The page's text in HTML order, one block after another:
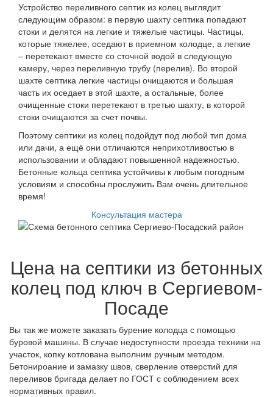
Устройство переливного септик из колец выглядит
следующим образом: в первую шахту септика попадают
стоки и делятся на легкие и тяжелые частицы. Частицы,
которые тяжелее, оседают в приемном колодце, а легкие
– перетекают вместе со сточной водой в следующую
камеру, через переливную трубу (перелив). Во второй
шахте септика легкие частицы очищаются и большая
часть их оседает в этой шахте, а остальные, более
очищенные стоки перетекают в третью шахту, в которой
стоки очищаются за счет почвы.
Поэтому септики из колец подойдут под любой тип дома
или дачи, а ещё они отличаются неприхотливостью в
использовании и обладают повышенной надежностью.
Бетонные кольца септика устойчивы к любым погодным
условиям и способны прослужить Вам очень длительное
время!
Консультация мастера
Цена на септики из бетонных
колец под ключ в Сергиевом-
Посаде
Вы так же можете заказать бурение колодца с помощью
буровой машины. В случае недоступности проезда техники на
участок, копку котлована выполним ручным методом.
Бетонироание и замазку швов, сверление отверстий для
переливов бригада делает по ГОСТ с соблюдением всех
нормативных правил.